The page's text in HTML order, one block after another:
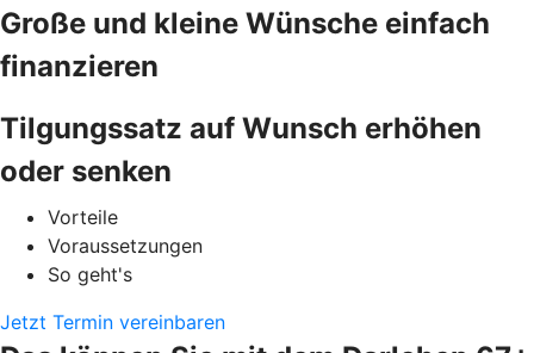
Große und kleine Wünsche einfach
finanzieren
Tilgungssatz auf Wunsch erhöhen
oder senken
Vorteile
Voraussetzungen
So geht's
Jetzt Termin vereinbaren